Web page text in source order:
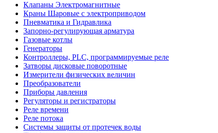
Клапаны Электромагнитные
Краны Шаровые с электроприводом
Пневматика и Гидравлика
Запорно-регулирующая арматура
Газовые котлы
Генераторы
Контроллеры, PLС, программируемые реле
Затворы дисковые поворотные
Измерители физических величин
Преобразователи
Приборы давления
Регуляторы и регистраторы
Реле времени
Реле потока
Системы защиты от протечек воды